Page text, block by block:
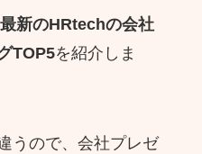
新のHRtechの会社
TOP5を紹介しま
うので、会社プレゼ